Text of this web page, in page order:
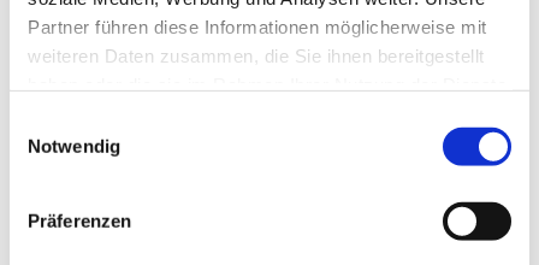
Partner führen diese Informationen möglicherweise mit
weiteren Daten zusammen, die Sie ihnen bereitgestellt
Notwendig
Präferenzen
Trauercafé
In unserer Gemeinde können Sie im Trauercafé